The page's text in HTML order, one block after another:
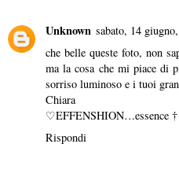
Unknown sabato, 14
che belle queste foto, non
ma la cosa che mi piace di
sorriso luminoso e i tuoi
Chiara
♡EFFENSHION…essence
Rispondi